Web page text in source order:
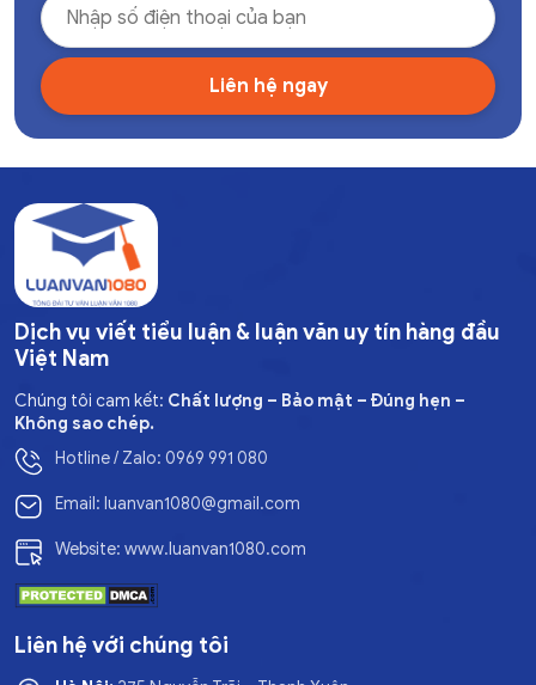
Dịch vụ viết tiểu luận & luận văn uy tín hàng đầu
Việt Nam
Chúng tôi cam kết: Chất lượng – Bảo mật – Đúng hẹn –
Không sao chép.
Hotline / Zalo: 0969 991 080
Email: luanvan1080@gmail.com
Website: www.luanvan1080.com
Liên hệ với chúng tôi